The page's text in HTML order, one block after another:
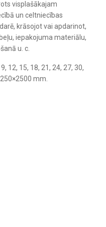
visplašākajam
un celtniecības
krāsojot vai apdarinot,
iepakojuma materiālu,
u. c.
12, 15, 18, 21, 24, 27, 30,
mm.